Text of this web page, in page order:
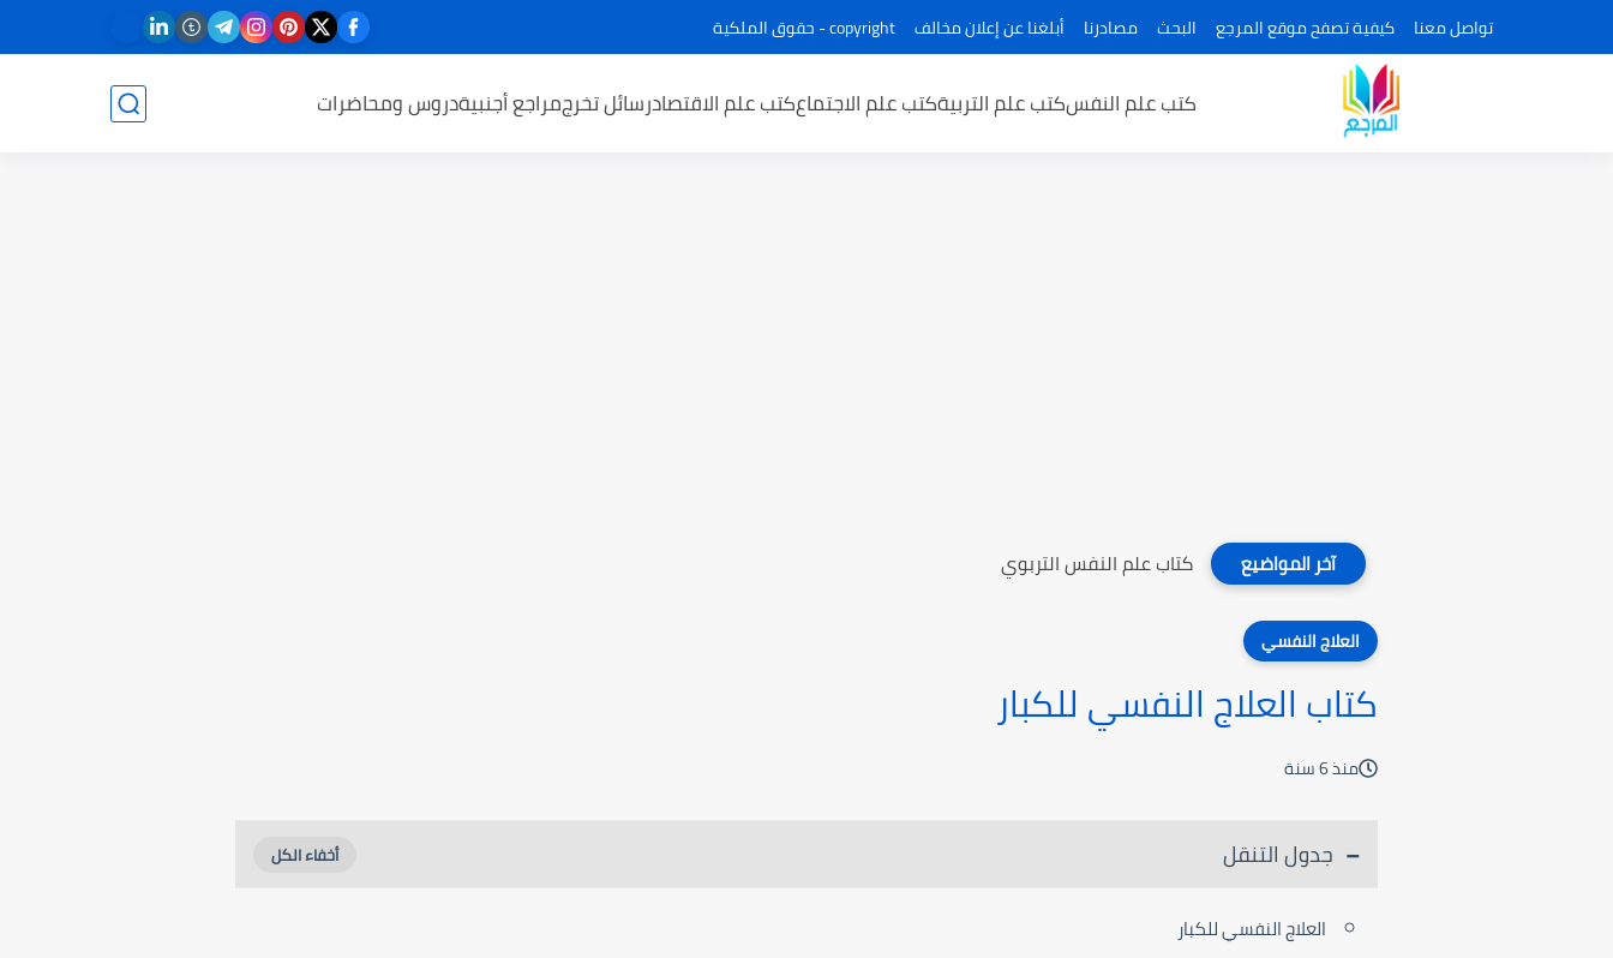
تواصل معنا كيفية تصفح موقع المرجع البحث مصادرنا أبلغنا عن إعلان مخالف copyright - حقوق الملكية
كتب علم النفسكتب علم التربيةكتب علم الاجتماعكتب علم الاقتصادرسائل تخرجمراجع أجنبيةدروس ومحاضرات
آخر المواضيع كتاب علم النفس التربوي
العلاج النفسي
كتاب العلاج النفسي للكبار
منذ 6 سنة
جدول التنقل
العلاج النفسي للكبار